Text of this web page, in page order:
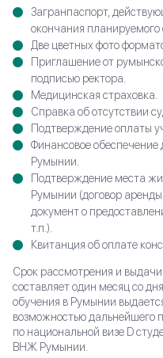
Загранпаспорт,
окончания планируемого
Две цветных фото
Приглашение от
подписью ректора.
Медицинская страховка.
Справка об отсутствии
Подтверждение оплаты
Финансовое
Румынии.
Подтверждение места
Румынии (договор
документ о
т.п.).
Квитанция об оплате
Срок рассмотрения и
составляет один месяц со
обучения в Румынии
возможностью дальнейшего
по национальной визе D
ВНЖ Румынии.
Имя*
Номер телефона
E-mail
ЗАКАЗАТЬ